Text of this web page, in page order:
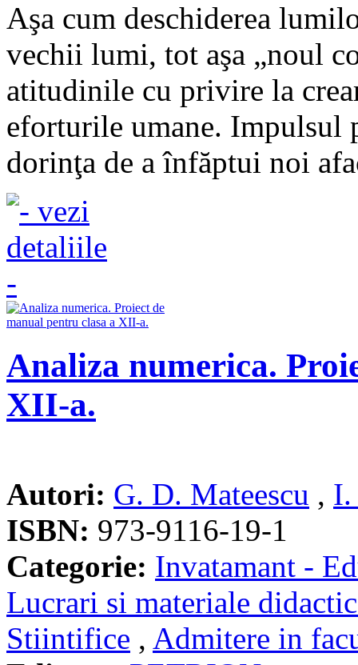
Aşa cum deschiderea
vechii lumi, tot aşa „noul
atitudinile cu privire la
eforturile umane. Impulsul
dorinţa de a înfăptui noi
Analiza numerica.
XII-a.
Autori: G. D. Mateescu , I.
ISBN: 973-9116-19-1
Categorie: Invatamant -
Lucrari si materiale
Stiintifice , Admitere in